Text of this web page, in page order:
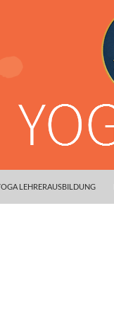
LEHRERAUSBILDUNG